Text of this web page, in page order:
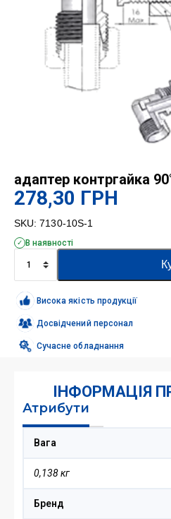
адаптер контргайка
278,30 ГРН
SKU: 7130-10S-1
В наявності
контргайка
90°
10S
кількість
Висока якість продукції
Досвідчений персонал
Сучасне обладнання
ІНФОРМАЦІЯ
Атрибути
Вага
0,138 кг
Бренд